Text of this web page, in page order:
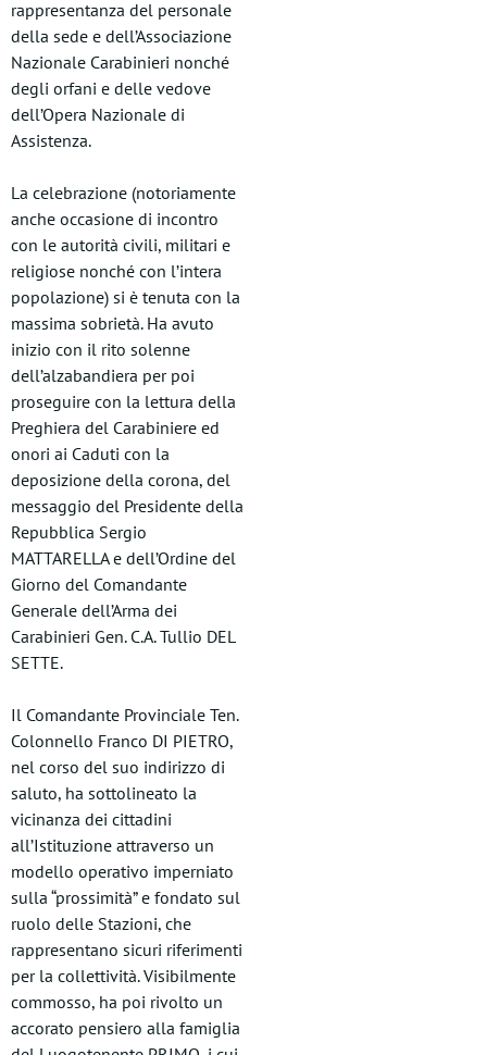
rappresentanza del personale
della sede e dell’Associazione
Nazionale Carabinieri nonché
degli orfani e delle vedove
dell’Opera Nazionale di
Assistenza.
La celebrazione (notoriamente
anche occasione di incontro
con le autorità civili, militari e
religiose nonché con l’intera
popolazione) si è tenuta con la
massima sobrietà. Ha avuto
inizio con il rito solenne
dell’alzabandiera per poi
proseguire con la lettura della
Preghiera del Carabiniere ed
onori ai Caduti con la
deposizione della corona, del
messaggio del Presidente della
Repubblica Sergio
MATTARELLA e dell’Ordine del
Giorno del Comandante
Generale dell’Arma dei
Carabinieri Gen. C.A. Tullio DEL
SETTE.
Il Comandante Provinciale Ten.
Colonnello Franco DI PIETRO,
nel corso del suo indirizzo di
saluto, ha sottolineato la
vicinanza dei cittadini
all’Istituzione attraverso un
modello operativo imperniato
sulla “prossimità” e fondato sul
ruolo delle Stazioni, che
rappresentano sicuri riferimenti
per la collettività. Visibilmente
commosso, ha poi rivolto un
accorato pensiero alla famiglia